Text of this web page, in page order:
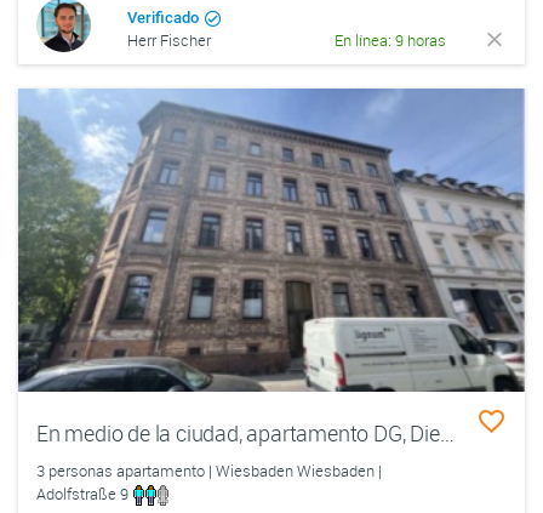
Verificado
Herr Fischer En línea: 9 horas
En medio de la ciudad, apartamento DG, Dielenboden
3 personas apartamento | Wiesbaden Wiesbaden |
Adolfstraße 9